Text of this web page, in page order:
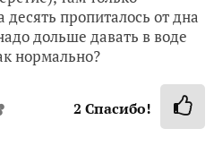
десять пропиталось от дна
дольше давать в воде
нормально?
2 Спасибо!